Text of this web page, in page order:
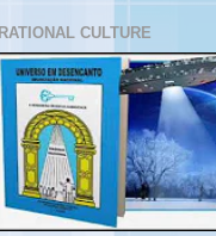
RATIONAL CULTURE